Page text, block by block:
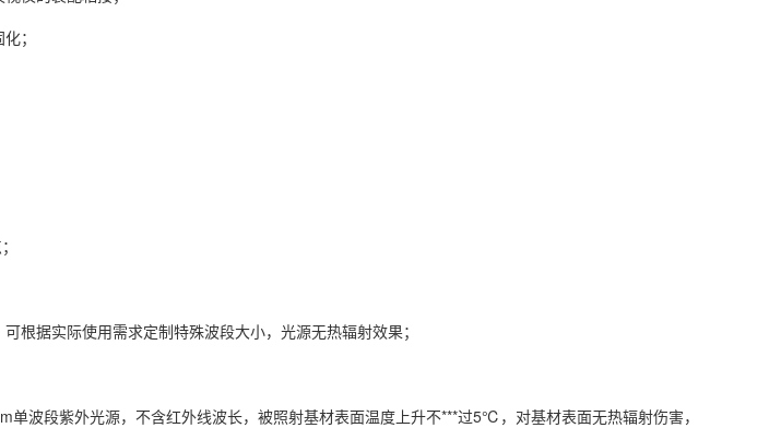
；
根据实际使用需求定制特殊波段大小，光源无热辐射效果；
波段紫外光源，不含红外线波长，被照射基材表面温度上升不***过5℃，对基材表面无热辐射伤害，